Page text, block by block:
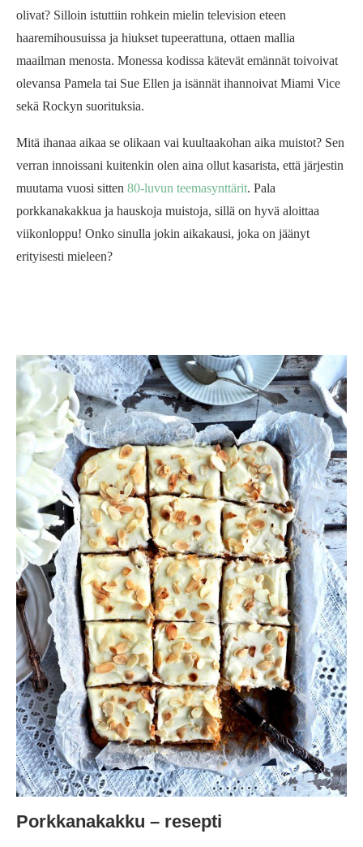
olivat? Silloin istuttiin rohkein mielin television eteen
haaremihousuissa ja hiukset tupeerattuna, ottaen mallia
maailman menosta. Monessa kodissa kätevät emännät toivoivat
olevansa Pamela tai Sue Ellen ja isännät ihannoivat Miami Vice
sekä Rockyn suorituksia.
Mitä ihanaa aikaa se olikaan vai kuultaakohan aika muistot? Sen
verran innoissani kuitenkin olen aina ollut kasarista, että järjestin
muutama vuosi sitten 80-luvun teemasynttärit. Pala
porkkanakakkua ja hauskoja muistoja, sillä on hyvä aloittaa
viikonloppu! Onko sinulla jokin aikakausi, joka on jäänyt
erityisesti mieleen?
Porkkanakakku – resepti